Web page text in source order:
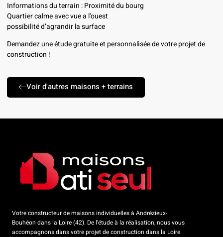
Informations du terrain : Proximité du bourg
Quartier calme avec vue a l’ouest
possibilité d’agrandir la surface
Demandez une étude gratuite et personnalisée de votre projet de
construction !
Voir d'autres maisons + terrains
Votre constructeur de maisons individuelles à Andrézieux-
Bouhéon dans la Loire (42). De l’étude à la réalisation, nous vous
accompagnons dans votre projet de construction dans la Loire.